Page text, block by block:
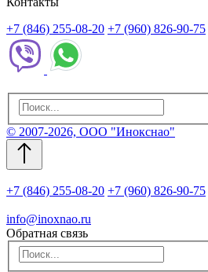
+7 (846) 255-08-20 +7 (960) 826-90-75
© 2007-2026, ООО "Инокснао"
+7 (846) 255-08-20 +7 (960) 826-90-75
info@inoxnao.ru
Обратная связь